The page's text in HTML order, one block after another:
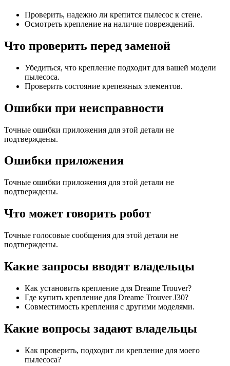
Проверить, надежно ли крепится пылесос к стене.
Осмотреть крепление на наличие повреждений.
Что проверить перед заменой
Убедиться, что крепление подходит для вашей модели
пылесоса.
Проверить состояние крепежных элементов.
Ошибки при неисправности
Точные ошибки приложения для этой детали не
подтверждены.
Ошибки приложения
Точные ошибки приложения для этой детали не
подтверждены.
Что может говорить робот
Точные голосовые сообщения для этой детали не
подтверждены.
Какие запросы вводят владельцы
Как установить крепление для Dreame Trouver?
Где купить крепление для Dreame Trouver J30?
Совместимость крепления с другими моделями.
Какие вопросы задают владельцы
Как проверить, подходит ли крепление для моего
пылесоса?